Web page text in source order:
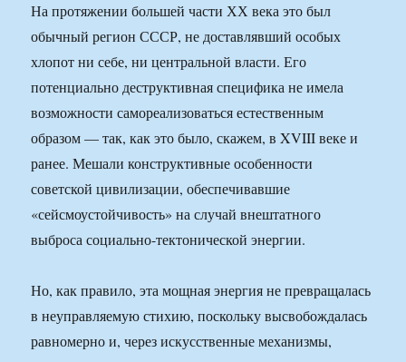
На протяжении большей части ХХ века это был
обычный регион СССР, не доставлявший особых
хлопот ни себе, ни центральной власти. Его
потенциально деструктивная специфика не имела
возможности самореализоваться естественным
образом — так, как это было, скажем, в XVIII веке и
ранее. Мешали конструктивные особенности
советской цивилизации, обеспечивавшие
«сейсмоустойчивость» на случай внештатного
выброса социально-тектонической энергии.
Но, как правило, эта мощная энергия не превращалась
в неуправляемую стихию, поскольку высвобождалась
равномерно и, через искусственные механизмы,